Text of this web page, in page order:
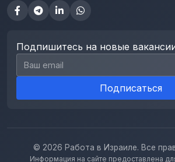
Подпишитесь на новые
Email для подписки
Подписаться
© 2026 Работа в Израиле. Все
Информация на сайте предоставлена